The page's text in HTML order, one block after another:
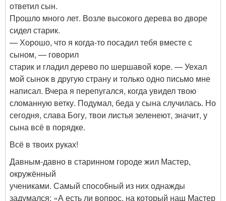
ответил сын.
Прошло много лет. Возле высокого дерева во дворе
сидел старик.
— Хорошо, что я когда-то посадил тебя вместе с
сыном, — говорил
старик и гладил дерево по шершавой коре. — Уехал
мой сынок в другую страну и только одно письмо мне
написал. Вчера я перепугался, когда увидел твою
сломанную ветку. Подумал, беда у сына случилась. Но
сегодня, слава Богу, твои листья зеленеют, значит, у
сына всё в порядке.
Всё в твоих руках!
Давным-давно в старинном городе жил Мастер,
окружённый
учениками. Самый способный из них однажды
задумался: «А есть ли вопрос, на который наш Мастер